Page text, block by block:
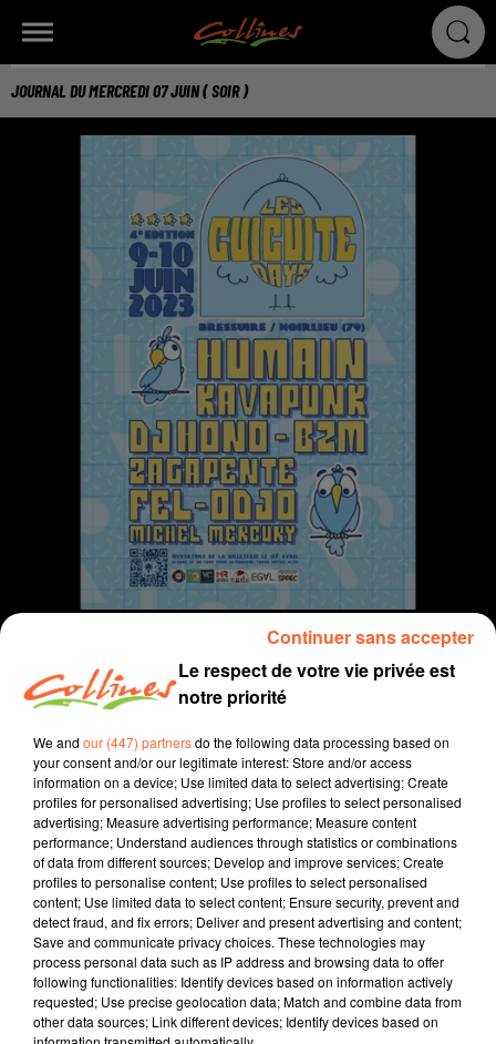
JOURNAL DU MERCREDI 07 JUIN ( SOIR )
7 juin 2023 - 11 min 37 sec
JOURNAL DU MERCREDI 07 JUIN ( SOIR )
Patrice Bémanangy
L'info près de chez vous.
Une opération de sensibilisation et de dépistage du
diabète demain à l'hopital nord deux-sèvres
La municipalité de Thouars vient d'adhérer au réseau "
Mon restau responsable " ... les restaurants scolaires
de la ville vont en bénéficiier.
Le respect de votre vie privée est
notre priorité
We and our (447) partnersdo the following data processing based on
your consent and/or our legitimate interest: Store and/or access
information on a device; Use limited data to select advertising; Create
profiles for personalised advertising; Use profiles to select personalised
advertising; Measure advertising performance; Measure content
performance; Understand audiences through statistics or combinations
of data from different sources; Develop and improve services; Create
profiles to personalise content; Use profiles to select personalised
content; Use limited data to select content; Ensure security, prevent and
detect fraud, and fix errors; Deliver and present advertising and content;
Save and communicate privacy choices. These technologies may
process personal data such as IP address and browsing data to offer
following functionalities: Identify devices based on information actively
requested; Use precise geolocation data; Match and combine data from
other data sources; Link different devices; Identify devices based on
Continuer sans accepter